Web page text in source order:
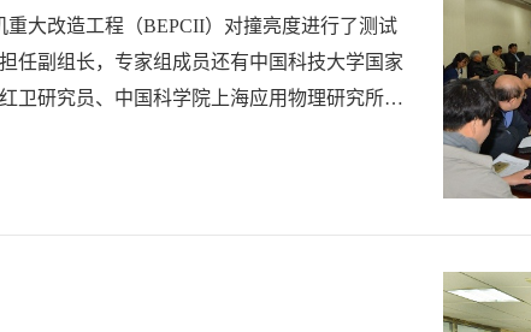
大改造工程（BEPCII）对撞亮度进行了测试
任副组长，专家组成员还有中国科技大学国家
卫研究员、中国科学院上海应用物理研究所殷